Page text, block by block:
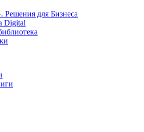
Решения для Бизнеса
Digital